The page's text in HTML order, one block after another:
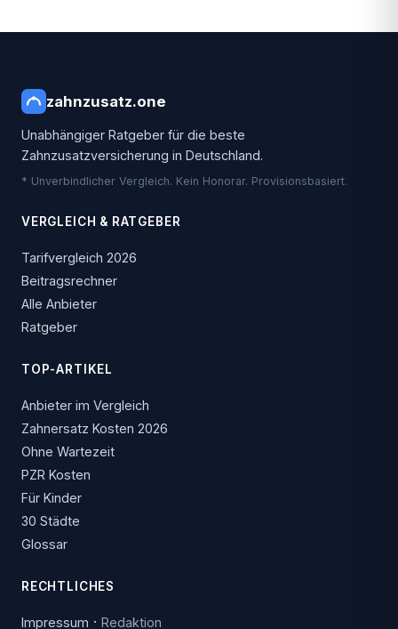
zahnzusatz.one
Unabhängiger Ratgeber für die beste
Zahnzusatzversicherung in Deutschland.
* Unverbindlicher Vergleich. Kein Honorar. Provisionsbasiert.
VERGLEICH & RATGEBER
Tarifvergleich 2026
Beitragsrechner
Alle Anbieter
Ratgeber
TOP-ARTIKEL
Anbieter im Vergleich
Zahnersatz Kosten 2026
Ohne Wartezeit
PZR Kosten
Für Kinder
30 Städte
Glossar
RECHTLICHES
Impressum · Redaktion